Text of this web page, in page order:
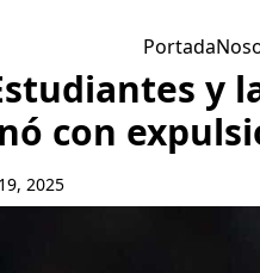
Portada
y
con
2025